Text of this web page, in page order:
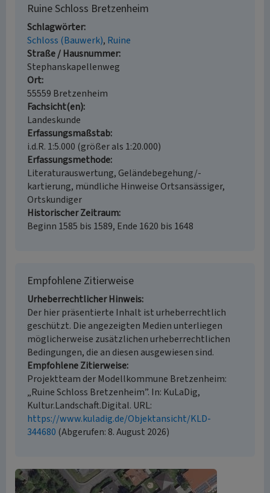
Ruine Schloss Bretzenheim
Schlagwörter
Schloss (Bauwerk) Ruine
Straße / Hausnummer
Stephanskapellenweg
Ort
55559 Bretzenheim
Fachsicht(en)
Landeskunde
Erfassungsmaßstab
i.d.R. 1:5.000 (größer als 1:20.000)
Erfassungsmethode
Literaturauswertung, Geländebegehung/-
kartierung, mündliche Hinweise Ortsansässiger,
Ortskundiger
Historischer Zeitraum
Beginn 1585 bis 1589, Ende 1620 bis 1648
Empfohlene Zitierweise
Urheberrechtlicher Hinweis
Der hier präsentierte Inhalt ist urheberrechtlich
geschützt. Die angezeigten Medien unterliegen
möglicherweise zusätzlichen urheberrechtlichen
Bedingungen, die an diesen ausgewiesen sind.
Empfohlene Zitierweise
Projektteam der Modellkommune Bretzenheim:
„Ruine Schloss Bretzenheim”. In: KuLaDig,
Kultur.Landschaft.Digital. URL:
https://www.kuladig.de/Objektansicht/KLD-
344680 (Abgerufen: 8. August 2026)